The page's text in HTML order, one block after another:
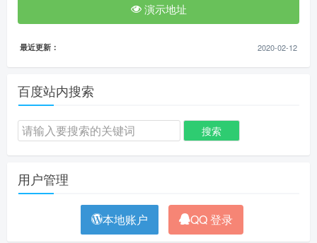
演示地址
最近更新： 2020-02-12
百度站内搜索
用户管理
本地账户 QQ 登录